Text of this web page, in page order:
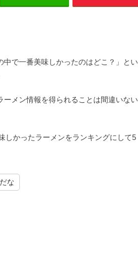
で一番美味しかったのはどこ？」とい
メン情報を得られることは間違いない
しかったラーメンをランキングにして5
な